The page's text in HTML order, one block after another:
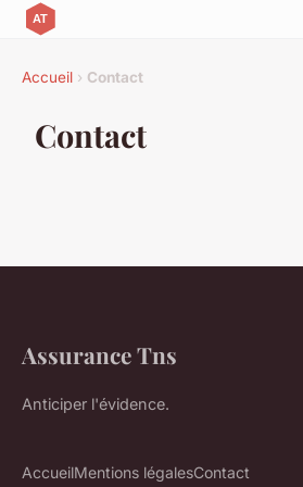
Accueil › Contact
Contact
Assurance Tns
Anticiper l'évidence.
AccueilMentions légalesContact